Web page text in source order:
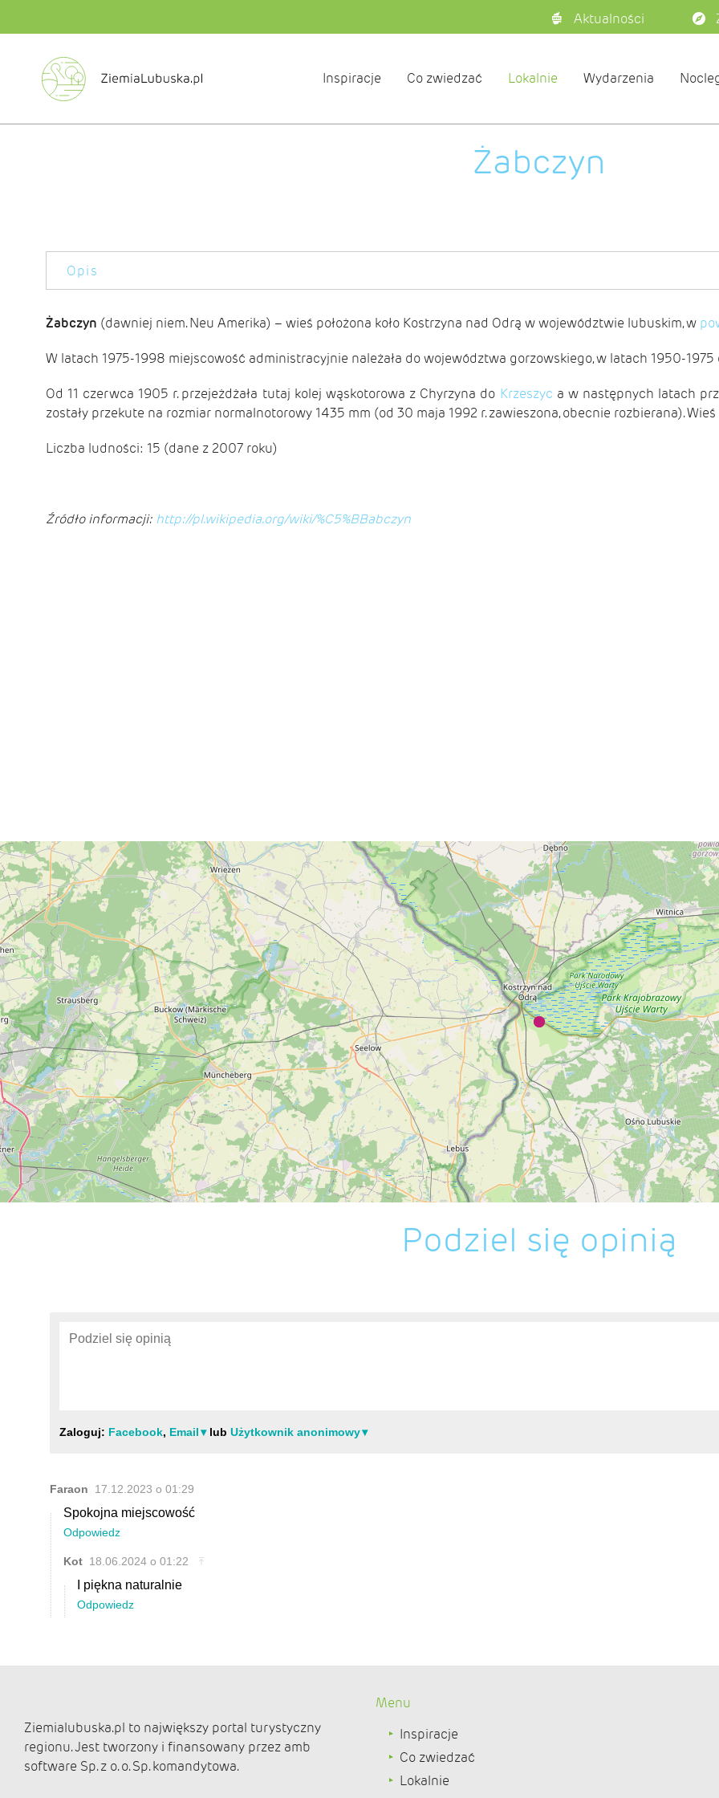
Aktualności
Inspiracje Co zwiedzać Lokalnie Wydarzenia
Żabczyn
Opis
Żabczyn (dawniej niem. Neu Amerika) – wieś położona koło Kostrzyna nad Odrą w województwie lubuskim, w
W latach 1975-1998 miejscowość administracyjnie należała do województwa gorzowskiego, w latach 1950-
Od 11 czerwca 1905 r. przejeżdżała tutaj kolej wąskotorowa z Chyrzyna do Krzeszyc a w następnych latach
zostały przekute na rozmiar normalnotorowy 1435 mm (od 30 maja 1992 r. zawieszona, obecnie rozbierana).
Liczba ludności: 15 (dane z 2007 roku)
Źródło informacji: http://pl.wikipedia.org/wiki/%C5%BBabczyn
Podziel się opinią
Ziemialubuska.pl to największy portal turystyczny
regionu. Jest tworzony i finansowany przez amb
software Sp. z o. o. Sp. komandytowa.
Menu
Inspiracje
Co zwiedzać
Lokalnie